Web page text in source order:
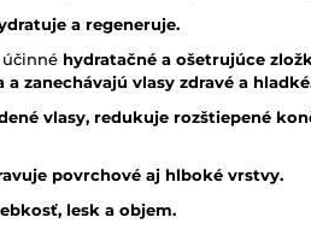
a regeneruje.
účinné hydratačné a ošetrujúce
a zanechávajú vlasy zdravé a
vlasy, redukuje rozštiepené
povrchové aj hlboké vrstvy.
lesk a objem.